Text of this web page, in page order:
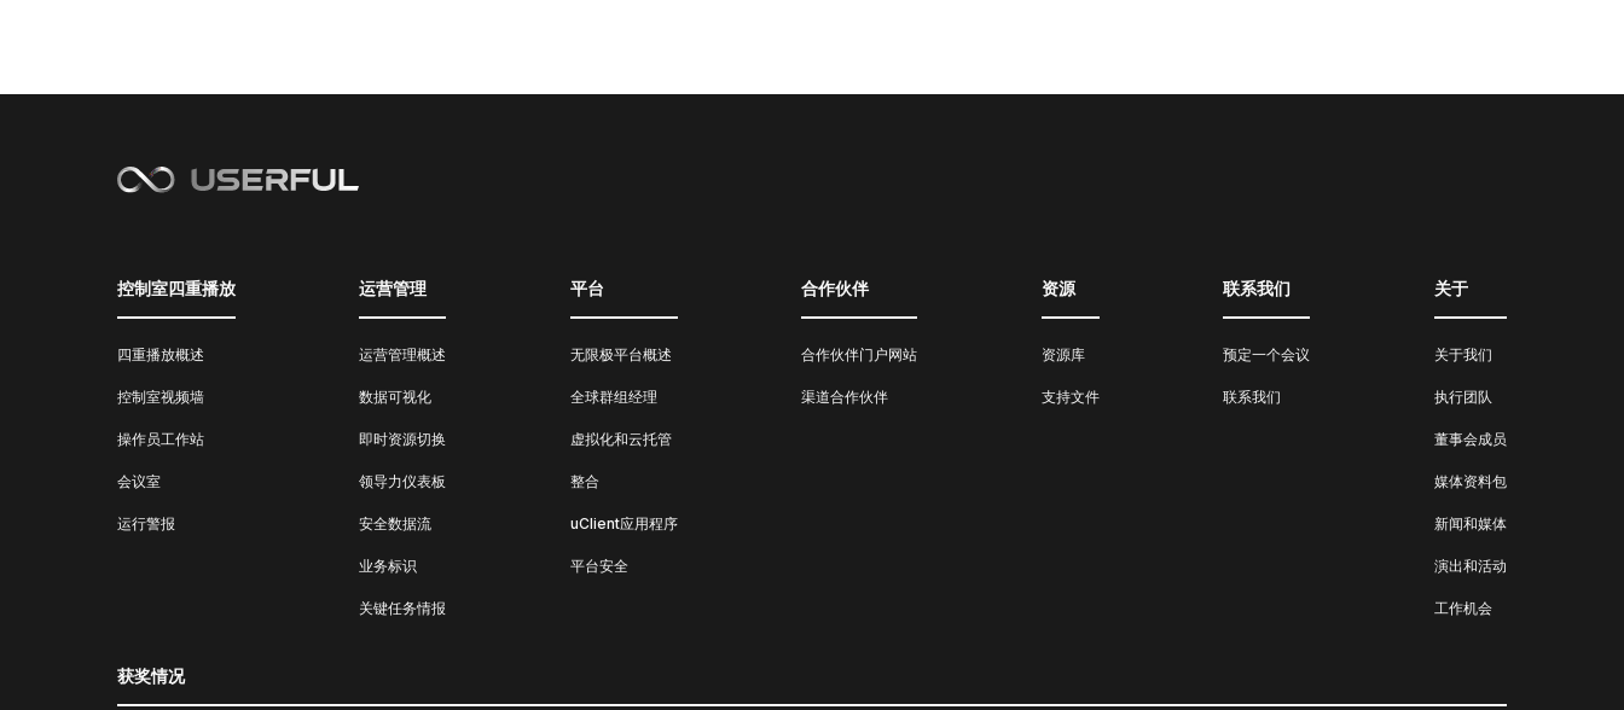
控制室四重播放
四重播放概述
控制室视频墙
操作员工作站
会议室
运行警报
运营管理
运营管理概述
数据可视化
即时资源切换
领导力仪表板
安全数据流
业务标识
关键任务情报
平台
无限极平台概述
全球群组经理
虚拟化和云托管
整合
uClient应用程序
平台安全
合作伙伴
合作伙伴门户网站
渠道合作伙伴
资源
资源库
支持文件
联系我们
预定一个会议
联系我们
关于
关于我们
执行团队
董事会成员
媒体资料包
新闻和媒体
演出和活动
工作机会
获奖情况